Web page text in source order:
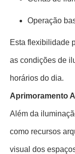
Operação
Esta flexibilidade
as condições de
horários do dia.
Aprimoramento
Além da
como recursos
visual dos